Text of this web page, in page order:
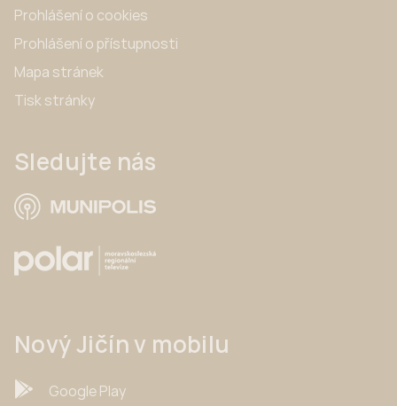
Prohlášení o cookies
Prohlášení o přístupnosti
Mapa stránek
Tisk stránky
Sledujte nás
Nový Jičín v mobilu
Google Play